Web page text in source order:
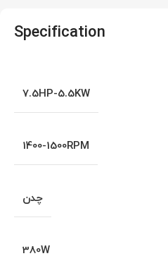
Specification
7.5HP-5.5KW
1400-1500RPM
چدن
380W